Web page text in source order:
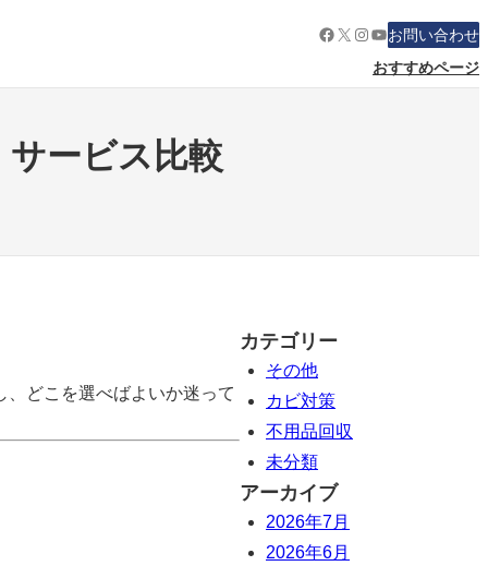
Facebook
X Instagram
YouTube
お問い合わせ
おすすめページ
ービス比較
どこを選べばよいか迷って
カテゴリー
その他
カビ対策
不用品回収
未分類
アーカイブ
2026年7月
2026年6月